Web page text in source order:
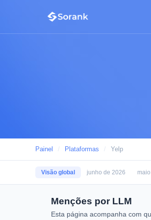
Painel / Plataformas / Yelp
Visão global junho de 2026
Menções por LLM
Esta página acompanha com